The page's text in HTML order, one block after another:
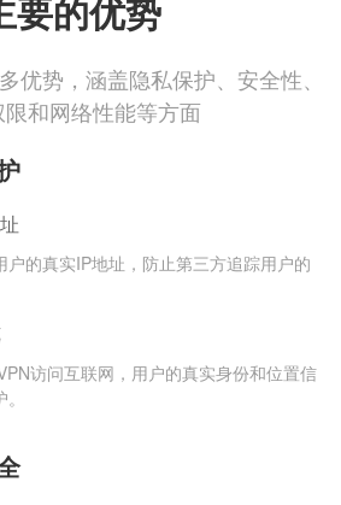
要的优势
优势，涵盖隐私保护、安全性、
和网络性能等方面
户的真实IP地址，防止第三方追踪用户的
访问互联网，用户的真实身份和位置信